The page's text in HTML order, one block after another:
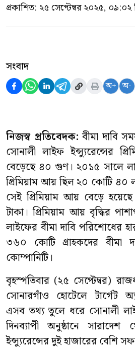
প্রকাশিত: ২৫ সেপ্টেম্বর ২০২৫,
সংবাদ
অ+ অ-
নিজস্ব প্রতিবেদক: বীমা দাবি
সোনালী লাইফ ইন্স্যুরেন্সের
বেড়েছে ৪০ গুণ। ২০১৫ সালে
প্রিমিয়াম আয় ছিল ২০ কোটি ৪০
সেই প্রিমিয়াম আয় বেড়ে
টাকা। প্রিমিয়াম আয় বৃদ্ধির
লাইফের বীমা দাবি পরিশোধের
৩৬০ কোটি গ্রাহকদের বীমা
কোম্পানিটি।
বৃহস্পতিবার (২৫ সেপ্টেম্বর)
সোনারগাঁও হোটেলে টার্গেট
এসব তথ্য তুলে ধরে সোনালী
দিনব্যাপী অনুষ্ঠানে
ইন্স্যুরেন্সের দুই হাজারের বেশি